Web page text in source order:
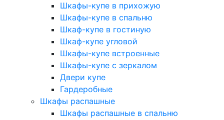
Шкафы-купе в прихожую
Шкафы-купе в спальню
Шкаф-купе в гостиную
Шкаф-купе угловой
Шкафы-купе встроенные
Шкафы-купе с зеркалом
Двери купе
Гардеробные
Шкафы распашные
Шкафы распашные в спальню